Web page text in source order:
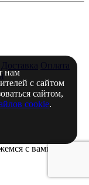
Доставка Оплата
с вами в
нам
с сайтом
сайтом,
cookie.